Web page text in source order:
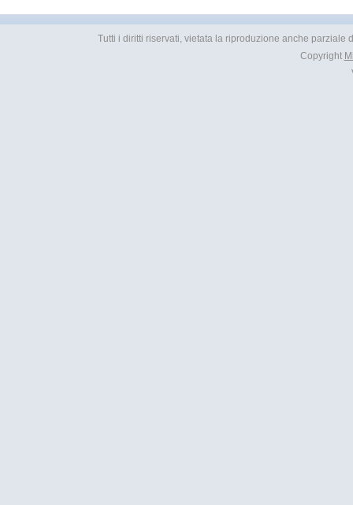
Tutti i diritti riservati, vietata la riproduzione anche
Copyright